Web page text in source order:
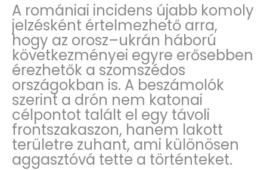
A romániai incidens újabb komoly
jelzésként értelmezhető arra,
hogy az orosz–ukrán háború
következményei egyre erősebben
érezhetők a szomszédos
országokban is. A beszámolók
szerint a drón nem katonai
célpontot talált el egy távoli
frontszakaszon, hanem lakott
területre zuhant, ami különösen
aggasztóvá tette a történteket.